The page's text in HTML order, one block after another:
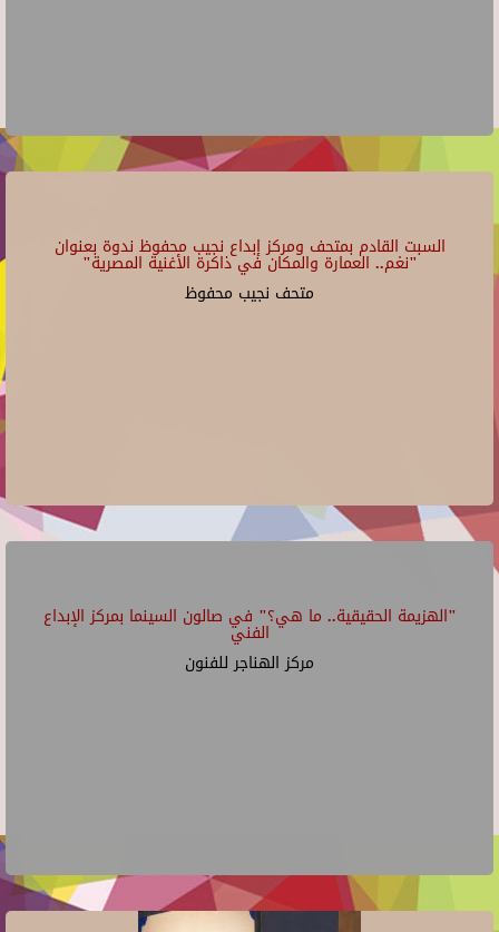
السبت القادم بمتحف ومركز إبداع نجيب محفوظ ندوة بعنوان
"نغم.. العمارة والمكان في ذاكرة الأغنية المصرية"
متحف نجيب محفوظ
"الهزيمة الحقيقية.. ما هي؟" في صالون السينما بمركز الإبداع
الفني
مركز الهناجر للفنون